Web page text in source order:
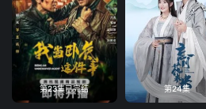
第23集已完结 第24集